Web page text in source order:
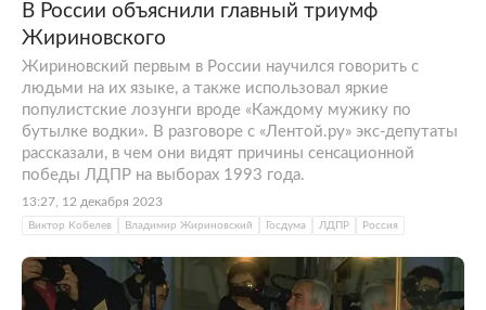
В России объяснили главный триумф
Жириновского
Жириновский первым в России научился говорить с
людьми на их языке, а также использовал яркие
популистские лозунги вроде «Каждому мужику по
бутылке водки». В разговоре с «Лентой.ру» экс-депутаты
рассказали, в чем они видят причины сенсационной
победы ЛДПР на выборах 1993 года.
13:27, 12 декабря 2023
Виктор Кобелев Владимир Жириновский Госдума ЛДПР Россия